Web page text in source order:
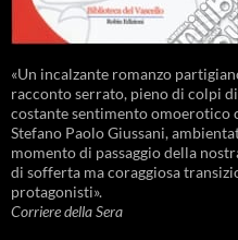
«Un incalzante romanzo
racconto serrato, pieno di colpi
costante sentimento omoerotico
Stefano Paolo Giussani,
momento di passaggio della
di sofferta ma coraggiosa
protagonisti».
Corriere della Sera